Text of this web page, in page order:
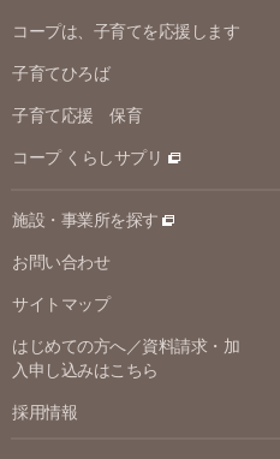
コープは、子育てを応援します
子育てひろば
子育て応援 保育
コープ くらしサプリ
施設・事業所を探す
お問い合わせ
サイトマップ
はじめての方へ／資料請求・加
入申し込みはこちら
採用情報